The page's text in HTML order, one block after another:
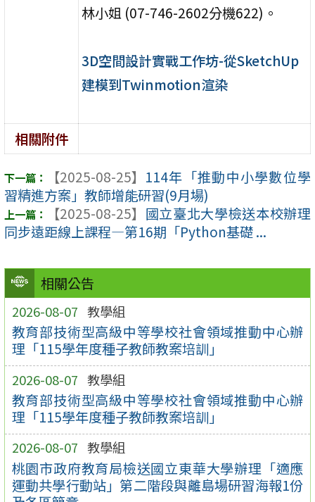
相關公告
2026-08-07 教學組
教育部技術型高級中等學校社會領域推動中心辦
理「115學年度種子教師教案培訓」
2026-08-07 教學組
教育部技術型高級中等學校社會領域推動中心辦
理「115學年度種子教師教案培訓」
2026-08-07 教學組
桃園市政府教育局檢送國立東華大學辦理「適應
運動共學行動站」第二階段與離島場研習海報1份
林小姐 (07-746-2602分機622)。
3D空間設計實戰工作坊-從SketchUp
建模到Twinmotion渲染
相關附件
【2025-08-25】 114年「推動中小學數位學
習精進方案」教師增能研習(9月場)
【2025-08-25】 國立臺北大學檢送本校辦理
同步遠距線上課程—第16期「Python基礎 ...